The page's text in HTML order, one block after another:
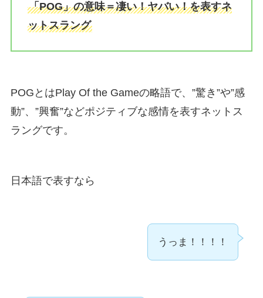
「POG」の意味＝凄い！ヤバい！を表すネ
ットスラング
POGとはPlay Of the Gameの略語で、”驚き”や”感
動”、”興奮”などポジティブな感情を表すネットス
ラングです。
日本語で表すなら
うっま！！！！